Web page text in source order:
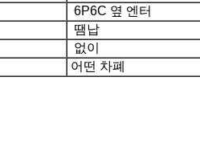
6P6C 옆 엔터
땜납
없이
어떤 차폐